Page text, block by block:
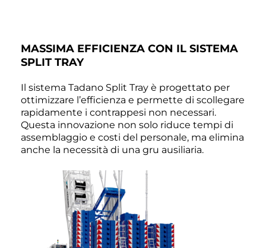
MASSIMA EFFICIENZA CON IL SISTEMA
SPLIT TRAY
Il sistema Tadano Split Tray è progettato per
ottimizzare l’efficienza e permette di scollegare
rapidamente i contrappesi non necessari.
Questa innovazione non solo riduce tempi di
assemblaggio e costi del personale, ma elimina
anche la necessità di una gru ausiliaria.